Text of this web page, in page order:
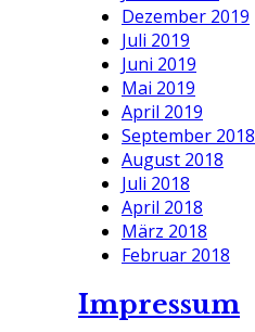
Dezember 2019
Juli 2019
Juni 2019
Mai 2019
April 2019
September 2018
August 2018
Juli 2018
April 2018
März 2018
Februar 2018
Impressum